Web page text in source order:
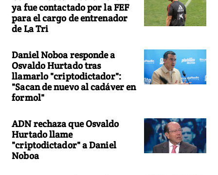
ya fue contactado por la FEF
para el cargo de entrenador
de La Tri
Daniel Noboa responde a
Osvaldo Hurtado tras
llamarlo "criptodictador":
"Sacan de nuevo al cadáver en
formol"
ADN rechaza que Osvaldo
Hurtado llame
"criptodictador" a Daniel
Noboa